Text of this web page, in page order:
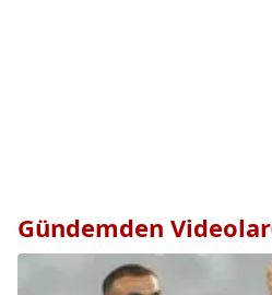
Gündemden Videolar